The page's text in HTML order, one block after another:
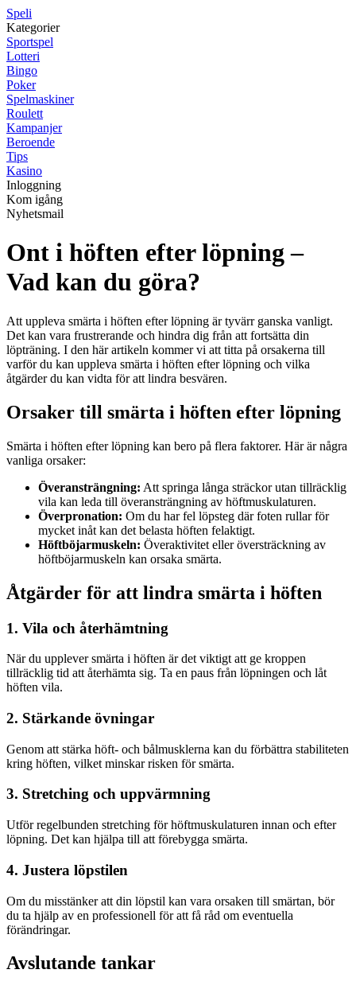
Speli
Kategorier
Sportspel
Lotteri
Bingo
Poker
Spelmaskiner
Roulett
Kampanjer
Beroende
Tips
Kasino
Inloggning
Kom igång
Nyhetsmail
Ont i höften efter löpning –
Vad kan du göra?
Att uppleva smärta i höften efter löpning är tyvärr ganska vanligt.
Det kan vara frustrerande och hindra dig från att fortsätta din
löpträning. I den här artikeln kommer vi att titta på orsakerna till
varför du kan uppleva smärta i höften efter löpning och vilka
åtgärder du kan vidta för att lindra besvären.
Orsaker till smärta i höften efter löpning
Smärta i höften efter löpning kan bero på flera faktorer. Här är några
vanliga orsaker:
Överansträngning: Att springa långa sträckor utan tillräcklig
vila kan leda till överansträngning av höftmuskulaturen.
Överpronation: Om du har fel löpsteg där foten rullar för
mycket inåt kan det belasta höften felaktigt.
Höftböjarmuskeln: Överaktivitet eller översträckning av
höftböjarmuskeln kan orsaka smärta.
Åtgärder för att lindra smärta i höften
1. Vila och återhämtning
När du upplever smärta i höften är det viktigt att ge kroppen
tillräcklig tid att återhämta sig. Ta en paus från löpningen och låt
höften vila.
2. Stärkande övningar
Genom att stärka höft- och bål­musklerna kan du förbättra stabiliteten
kring höften, vilket minskar risken för smärta.
3. Stretching och uppvärmning
Utför regelbunden stretching för höftmuskulaturen innan och efter
löpning. Det kan hjälpa till att förebygga smärta.
4. Justera löpstilen
Om du misstänker att din löpstil kan vara orsaken till smärtan, bör
du ta hjälp av en professionell för att få råd om eventuella
förändringar.
Avslutande tankar